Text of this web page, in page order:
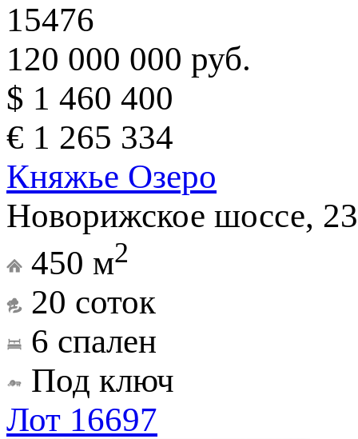
15476
120 000 000 руб.
$ 1 460 400
€ 1 265 334
Княжье Озеро
Новорижское шоссе,
450 м2
20 соток
6 спален
Под ключ
Лот 16697